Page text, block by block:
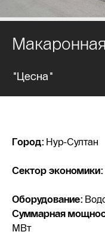
"Цесна"
Город: Нур-Султан
Сектор экономики:
Оборудование:
Суммарная
МВт